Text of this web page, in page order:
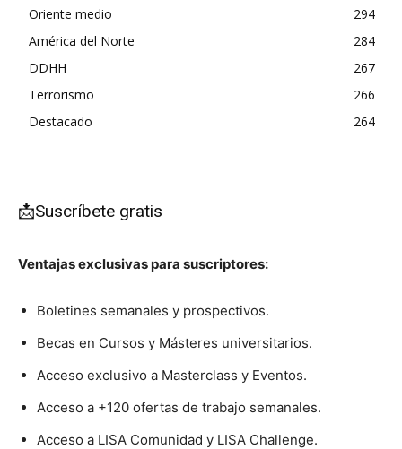
Oriente medio
294
América del Norte
284
DDHH
267
Terrorismo
266
Destacado
264
📩Suscríbete gratis
Ventajas exclusivas para suscriptores:
Boletines semanales y prospectivos.
Becas en Cursos y Másteres universitarios.
Acceso exclusivo a Masterclass y Eventos.
Acceso a +120 ofertas de trabajo semanales.
Acceso a LISA Comunidad y LISA Challenge.